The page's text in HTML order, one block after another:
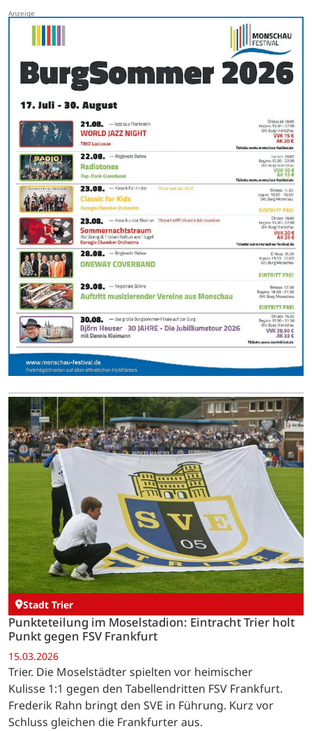
Stadt Trier
Punkteteilung im Moselstadion: Eintracht Trier holt
Punkt gegen FSV Frankfurt
15.03.2026
Trier. Die Moselstädter spielten vor heimischer
Kulisse 1:1 gegen den Tabellendritten FSV Frankfurt.
Frederik Rahn bringt den SVE in Führung. Kurz vor
Schluss gleichen die Frankfurter aus.